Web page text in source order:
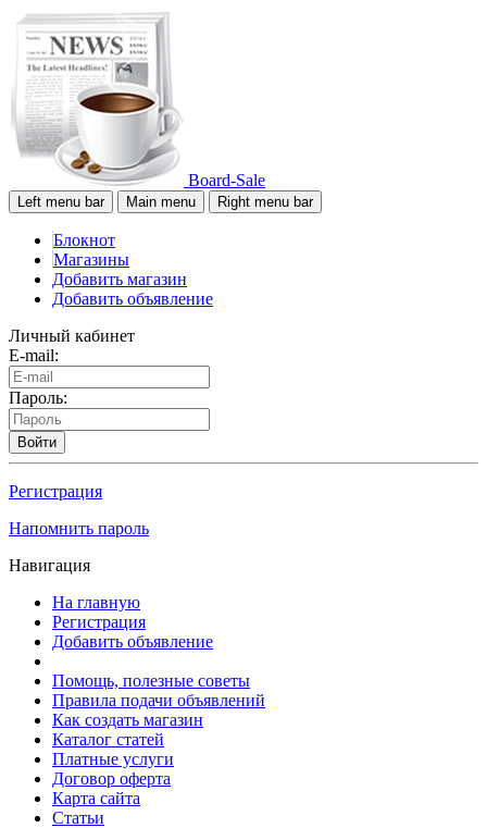
Board-Sale
Left menu bar Main menu Right menu bar
Блокнот
Магазины
Добавить магазин
Добавить объявление
Личный кабинет
E-mail:
Пароль:
Войти
Регистрация
Напомнить пароль
Навигация
На главную
Регистрация
Добавить объявление
Помощь, полезные советы
Правила подачи объявлений
Как создать магазин
Каталог статей
Платные услуги
Договор оферта
Карта сайта
Статьи